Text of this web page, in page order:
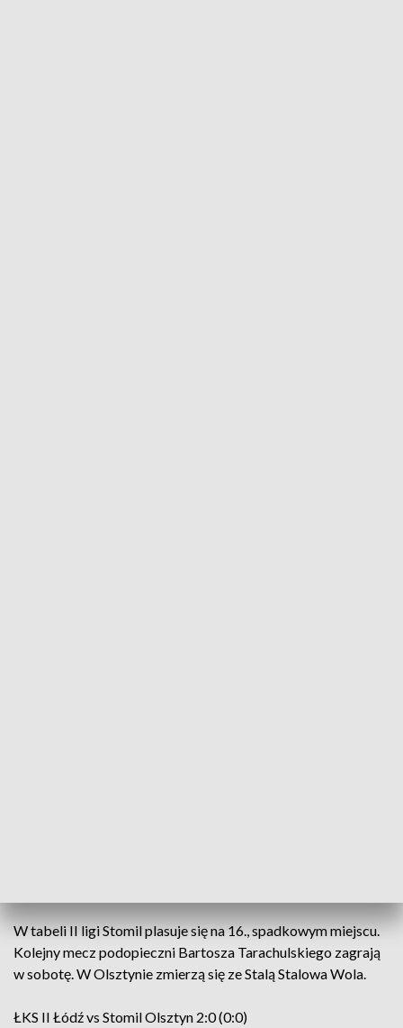
W tabeli II ligi Stomil plasuje się na 16., spadkowym miejscu.
Kolejny mecz podopieczni Bartosza Tarachulskiego zagrają
w sobotę. W Olsztynie zmierzą się ze Stalą Stalowa Wola.
ŁKS II Łódź vs Stomil Olsztyn 2:0 (0:0)